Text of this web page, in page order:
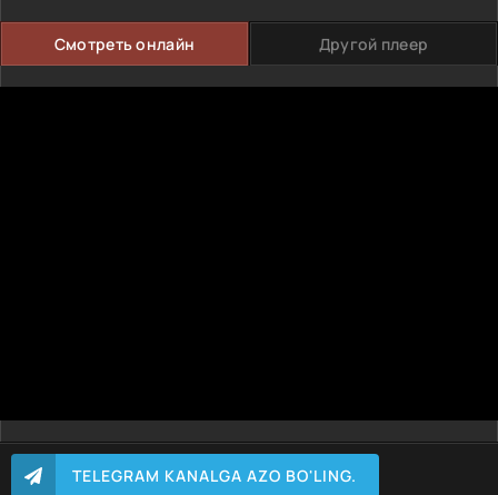
Смотреть онлайн Другой плеер
TELEGRAM KANALGA AZO BO'LING.